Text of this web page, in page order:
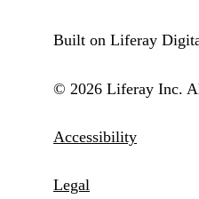
Built on Liferay
© 2026 Liferay Inc.
Accessibility
Legal